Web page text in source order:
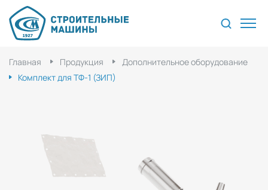
Главная Продукция
Дополнительное оборудование
Комплект для ТФ-1 (ЗИП)